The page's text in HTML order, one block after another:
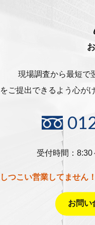
現場調査から最短で
ご提出できるよう心が
受付時間：8:30
しつこい営業してません
お問い